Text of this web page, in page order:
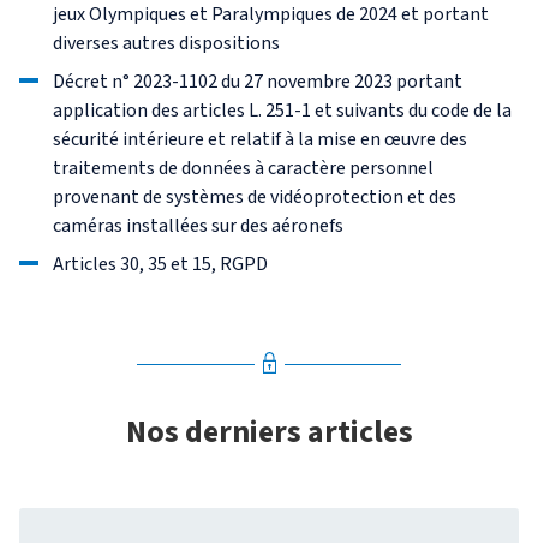
jeux Olympiques et Paralympiques de 2024 et portant
diverses autres dispositions
Décret n° 2023-1102 du 27 novembre 2023 portant
application des articles L. 251-1 et suivants du code de la
sécurité intérieure et relatif à la mise en œuvre des
traitements de données à caractère personnel
provenant de systèmes de vidéoprotection et des
caméras installées sur des aéronefs
Articles 30, 35 et 15, RGPD
Nos derniers articles